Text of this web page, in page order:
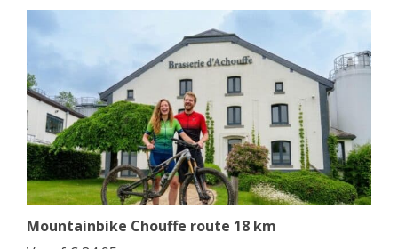
Mountainbike Chouffe route 18 km